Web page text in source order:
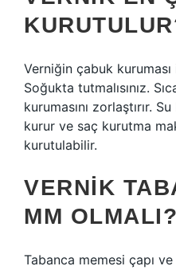
Verniğin çabuk kuruması
Soğukta tutmalısınız.
kurumasını zorlaştırır.
kurur ve saç kurutma
kurutulabilir.
VERNIK
MM OLMALI?
Tabanca memesi çapı ve